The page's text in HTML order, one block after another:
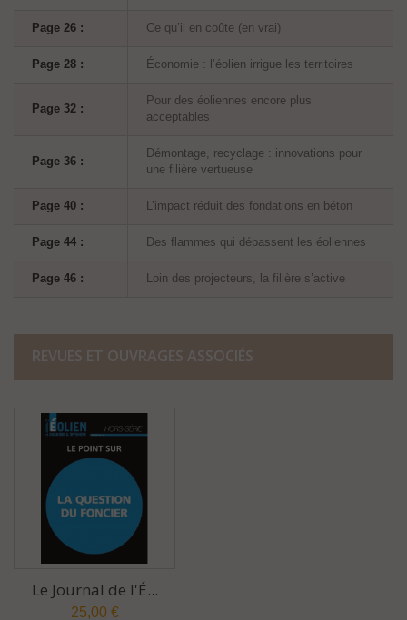
Page 26 : Ce qu’il en coûte (en vrai)
Page 28 : Économie : l’éolien irrigue les territoires
Page 32 :
Pour des éoliennes encore plus
acceptables
Page 36 :
Démontage, recyclage : innovations pour
une filière vertueuse
Page 40 : L’impact réduit des fondations en béton
Page 44 : Des flammes qui dépassent les éoliennes
Page 46 : Loin des projecteurs, la filière s’active
REVUES ET OUVRAGES ASSOCIÉS
Le Journal de l'É...
25,00 €